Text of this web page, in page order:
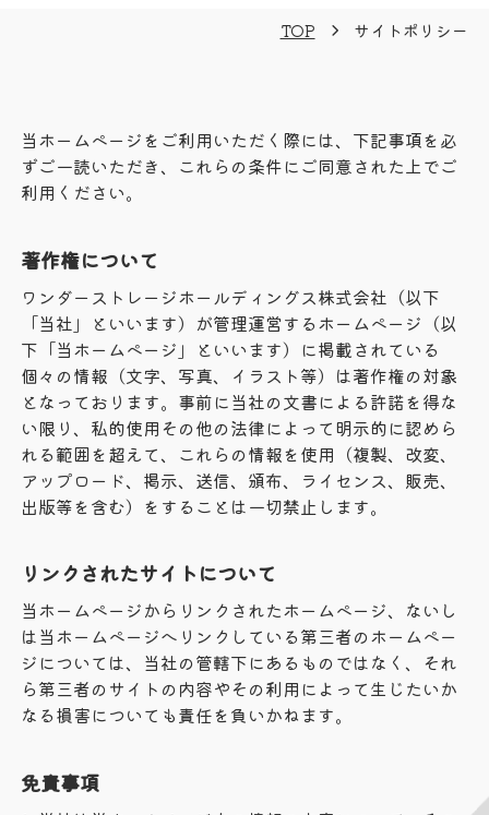
TOP サイトポリシー
当ホームページをご利用いただく際には、下記事項を必
ずご一読いただき、これらの条件にご同意された上でご
利用ください。
著作権について
ワンダーストレージホールディングス株式会社（以下
「当社」といいます）が管理運営するホームページ（以
下「当ホームページ」といいます）に掲載されている
個々の情報（文字、写真、イラスト等）は著作権の対象
となっております。事前に当社の文書による許諾を得な
い限り、私的使用その他の法律によって明示的に認めら
れる範囲を超えて、これらの情報を使用（複製、改変、
アップロード、掲示、送信、頒布、ライセンス、販売、
出版等を含む）をすることは一切禁止します。
リンクされたサイトについて
当ホームページからリンクされたホームページ、ないし
は当ホームページへリンクしている第三者のホームペー
ジについては、当社の管轄下にあるものではなく、それ
ら第三者のサイトの内容やその利用によって生じたいか
なる損害についても責任を負いかねます。
免責事項